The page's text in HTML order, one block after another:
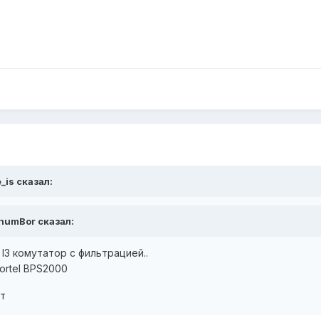
сказал:
сказал:
комутатор с фильтрацией..
BPS2000